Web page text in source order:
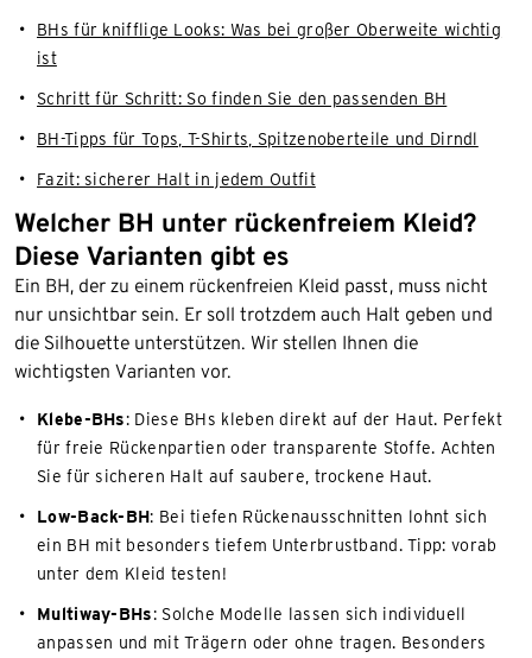
BHs für knifflige Looks: Was bei großer Oberweite wichtig
ist
Schritt für Schritt: So finden Sie den passenden BH
BH-Tipps für Tops, T-Shirts, Spitzenoberteile und Dirndl
Fazit: sicherer Halt in jedem Outfit
Welcher BH unter rückenfreiem Kleid?
Diese Varianten gibt es
Ein BH, der zu einem rückenfreien Kleid passt, muss nicht
nur unsichtbar sein. Er soll trotzdem auch Halt geben und
die Silhouette unterstützen. Wir stellen Ihnen die
wichtigsten Varianten vor.
Klebe-BHs: Diese BHs kleben direkt auf der Haut. Perfekt
für freie Rückenpartien oder transparente Stoffe. Achten
Sie für sicheren Halt auf saubere, trockene Haut.
Low-Back-BH: Bei tiefen Rückenausschnitten lohnt sich
ein BH mit besonders tiefem Unterbrustband. Tipp: vorab
unter dem Kleid testen!
Multiway-BHs: Solche Modelle lassen sich individuell
anpassen und mit Trägern oder ohne tragen. Besonders